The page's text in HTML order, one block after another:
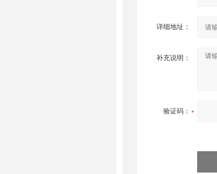
详细地址：
补充说明：
验证码：